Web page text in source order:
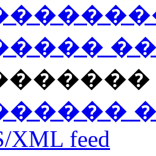
XML feed